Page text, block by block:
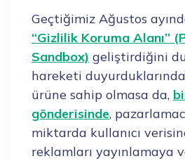
Geçtiğimiz Ağustos
“Gizlilik Koruma Alanı”
Sandbox) geliştirdiğini
hareketi
ürüne sahip olmasa da,
gönderisinde,
miktarda kullanıcı
reklamları yayınlamaya